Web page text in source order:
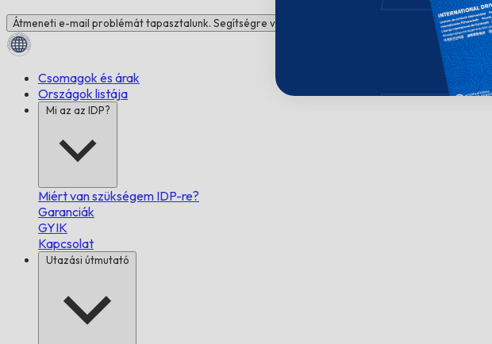
Átmeneti e-mail problémát tapasztalunk. Segítségre van szüksége? Beszéljen velünk csevegésben!
Csomagok és árak
Országok listája
Mi az az IDP?
Miért van szükségem IDP-re?
Garanciák
GYIK
Kapcsolat
Utazási útmutató